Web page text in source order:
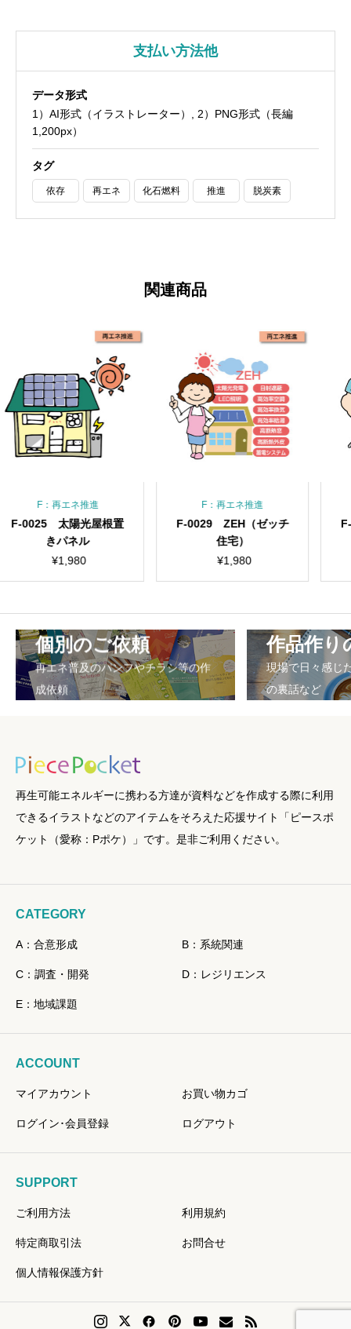
支払い方法他
データ形式
1）AI形式（イラストレーター）, 2）PNG形式（長編
1,200px）
タグ
依存 再エネ 化石燃料 推進 脱炭素
関連商品
エネ推進
陽光屋根置
F：再エネ推進
F-0029 ZEH（ゼッチ
F-0024 カ
個別のご依頼
再エネ普及のパンフやチラシ等の作
成依頼
作品作り
現場で日々感じ
の裏話など
再生可能エネルギーに携わる方達が資料などを作成する際に利用
できるイラストなどのアイテムをそろえた応援サイト「ピースポ
ケット（愛称：Pポケ）」です。是非ご利用ください。
CATEGORY
A：合意形成 B：系統関連
C：調査・開発 D：レジリエンス
E：地域課題
ACCOUNT
マイアカウント お買い物カゴ
ログイン･会員登録 ログアウト
SUPPORT
ご利用方法 利用規約
特定商取引法 お問合せ
個人情報保護方針